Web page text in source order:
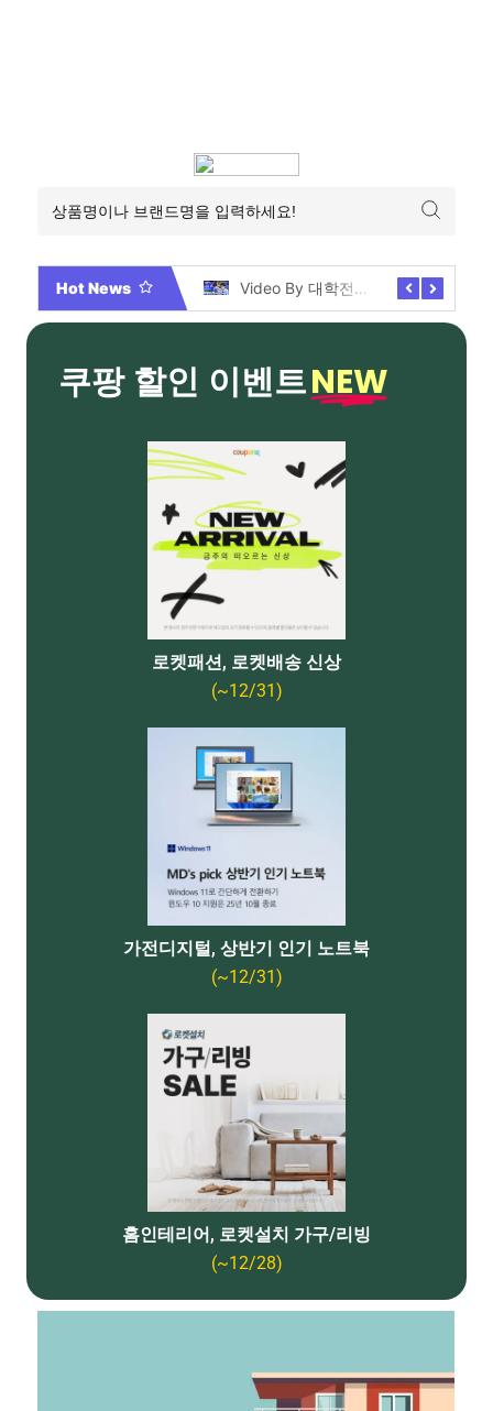
Hot News Video By 대학전쟁 시즌 3 전편 공개 완료!
쿠팡 할인 이벤트NEW
로켓패션, 로켓배송 신상
(~12/31)
가전디지털, 상반기 인기 노트북
(~12/31)
홈인테리어, 로켓설치 가구/리빙
(~12/28)